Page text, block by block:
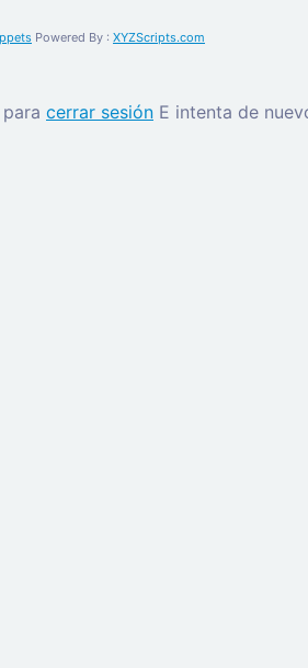
Powered By : XYZScripts.com
cerrar sesión E intenta de